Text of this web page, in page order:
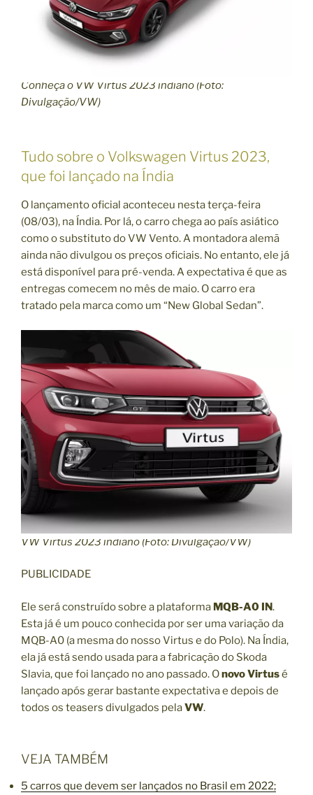
Conheça o VW Virtus 2023 indiano (Foto:
Divulgação/VW)
Tudo sobre o Volkswagen Virtus 2023,
que foi lançado na Índia
O lançamento oficial aconteceu nesta terça-feira
(08/03), na Índia. Por lá, o carro chega ao país asiático
como o substituto do VW Vento. A montadora alemã
ainda não divulgou os preços oficiais. No entanto, ele já
está disponível para pré-venda. A expectativa é que as
entregas comecem no mês de maio. O carro era
tratado pela marca como um “New Global Sedan”.
VW Virtus 2023 indiano (Foto: Divulgação/VW)
PUBLICIDADE
Ele será construído sobre a plataforma MQB-A0 IN.
Esta já é um pouco conhecida por ser uma variação da
MQB-A0 (a mesma do nosso Virtus e do Polo). Na Índia,
ela já está sendo usada para a fabricação do Skoda
Slavia, que foi lançado no ano passado. OnovoVirtusé
lançado após gerar bastante expectativa e depois de
todos os teasers divulgados pelaVW.
VEJA TAMBÉM
5 carros que devem ser lançados no Brasil em 2022;